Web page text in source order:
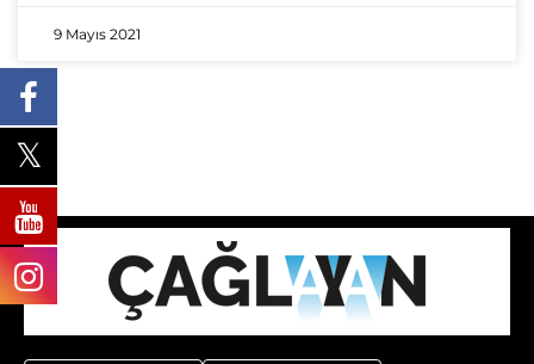
9 Mayıs 2021